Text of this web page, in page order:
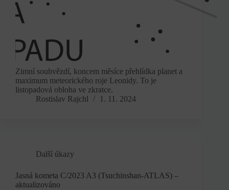
Zimní souhvězdí, koncem měsíce přehlídka planet a
maximum meteorického roje Leonidy. To je
listopadová obloha ve zkratce.
Rostislav Rajchl
1. 11. 2024
Další úkazy
Jasná kometa C/2023 A3 (Tsuchinshan-ATLAS) –
aktualizováno